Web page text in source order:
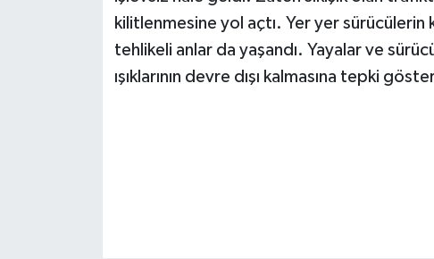
kilitlenmesine yol açtı. Yer yer sürücülerin
tehlikeli anlar da yaşandı. Yayalar ve
ışıklarının devre dışı kalmasına tepki